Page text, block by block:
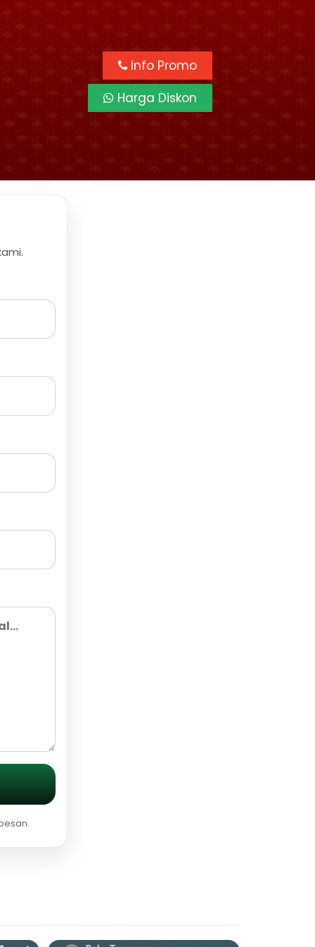
Info Promo
Harga Diskon